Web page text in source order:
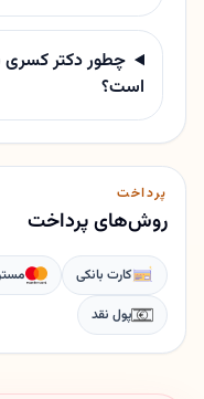
چطور دکتر کسری
است؟
پرداخت
روش‌های پرداخت
کارت بانکی
پول نقد